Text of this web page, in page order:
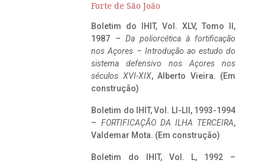
Forte de São João
Boletim do IHIT, Vol. XLV, Tomo II,
1987 – Da poliorcética à fortificação
nos Açores – Introdução ao estudo do
sistema defensivo nos Açores nos
séculos XVI-XIX, Alberto Vieira. (Em
construção)
Boletim do IHIT, Vol. LI-LII, 1993-1994
– FORTIFICAÇÃO DA ILHA TERCEIRA,
Valdemar Mota. (Em construção)
Boletim do IHIT, Vol. L, 1992 –